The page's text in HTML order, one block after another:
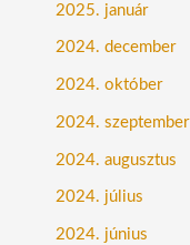
2025. január
2024. december
2024. október
2024. szeptember
2024. augusztus
2024. július
2024. június